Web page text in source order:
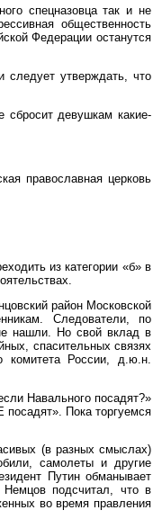
спецназовца так и не
общественность
Федерации останутся
следует утверждать, что
сбросит девушкам какие-
православная церковь
из категории «б» в
район Московской
Следователи, по
нашли. Но свой вклад в
спасительных связях
России, д.ю.н.
Навального посадят?»
Пока торгуемся
(в разных смыслах)
самолеты и другие
Путин обманывает
Немцов подсчитал, что в
во время правления